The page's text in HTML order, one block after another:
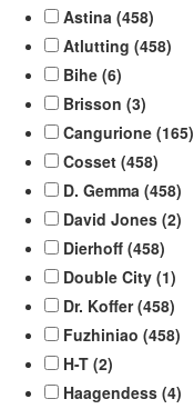
Astina (458)
Atlutting (458)
Bihe (6)
Brisson (3)
Cangurione (165)
Cosset (458)
D. Gemma (458)
David Jones (2)
Dierhoff (458)
Double City (1)
Dr. Koffer (458)
Fuzhiniao (458)
H-T (2)
Haagendess (4)